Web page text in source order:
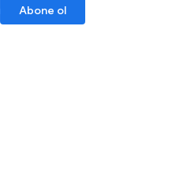
Abone ol